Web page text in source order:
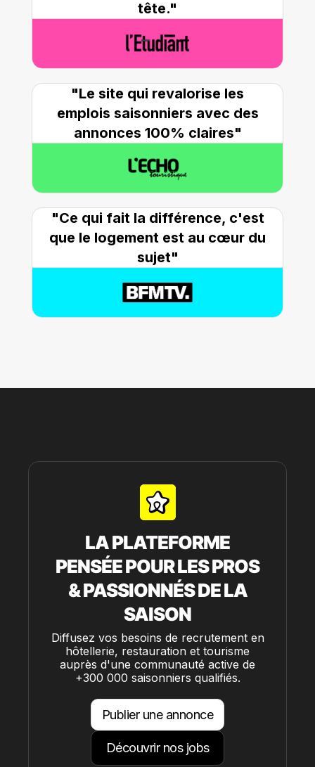
tête."
"Le site qui revalorise les
emplois saisonniers avec des
annonces 100% claires"
"Ce qui fait la différence, c'est
que le logement est au cœur du
sujet"
LA PLATEFORME
PENSÉE POUR LES PROS
& PASSIONNÉS DE LA
SAISON
Diffusez vos besoins de recrutement en
hôtellerie, restauration et tourisme
auprès d'une communauté active de
+300 000 saisonniers qualifiés.
Publier une annonce
Découvrir nos jobs